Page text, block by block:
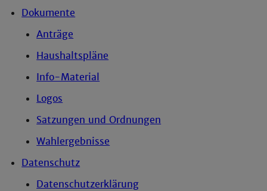
Dokumente
Anträge
Haushaltspläne
Info-Material
Logos
Satzungen und Ordnungen
Wahlergebnisse
Datenschutz
Datenschutzerklärung